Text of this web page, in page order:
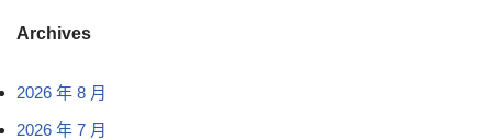
Archives
2026 年 8 月
2026 年 7 月